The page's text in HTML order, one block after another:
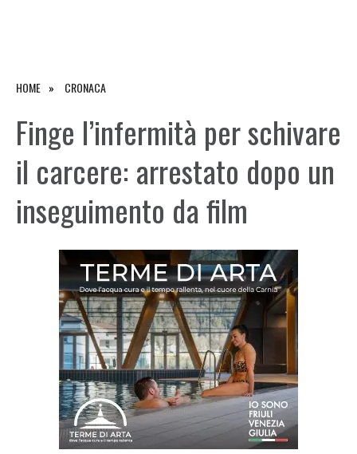
HOME CRONACA
Finge l’infermità per schivare
il carcere: arrestato dopo un
inseguimento da film